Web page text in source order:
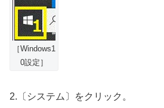
［Windows1
0設定］
2.〔システム〕をクリック。